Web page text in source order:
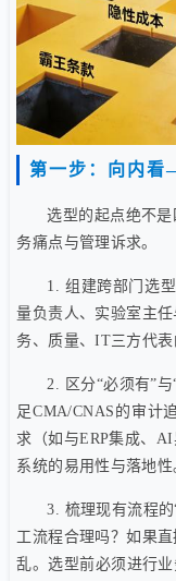
第一步：向内
选型的起点绝不
务痛点与管理诉求。
1. 组建跨部门选
量负责人、实验室主
务、质量、IT三方代表
2. 区分“必须有”
足CMA/CNAS的审计
求（如与ERP集成、
系统的易用性与落地性
3. 梳理现有流程
工流程合理吗？如果
乱。选型前必须进行